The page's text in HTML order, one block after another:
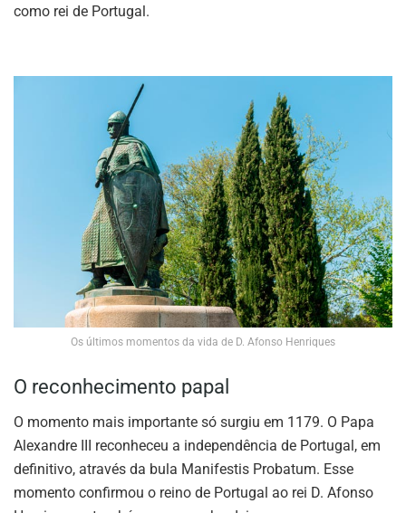
como rei de Portugal.
Os últimos momentos da vida de D. Afonso Henriques
O reconhecimento papal
O momento mais importante só surgiu em 1179. O Papa
Alexandre III reconheceu a independência de Portugal, em
definitivo, através da bula Manifestis Probatum. Esse
momento confirmou o reino de Portugal ao rei D. Afonso